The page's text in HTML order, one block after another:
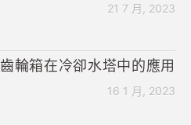
21 7 月, 2023
齒輪箱在冷卻水塔中的應用
16 1 月, 2023